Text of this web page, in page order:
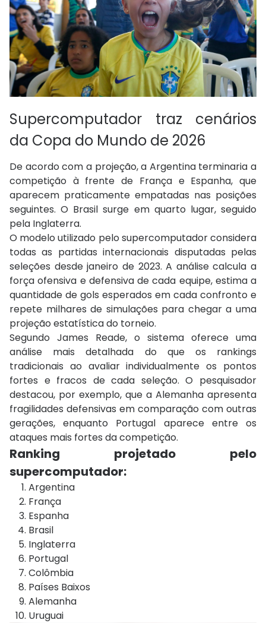
Supercomputador traz cenários
da Copa do Mundo de 2026
De acordo com a projeção, a Argentina terminaria a
competição à frente de Françae Espanha, que
aparecem praticamente empatadas nas posições
seguintes. O Brasil surge em quarto lugar, seguido
pela Inglaterra.
O modelo utilizado pelo supercomputador considera
todas as partidas internacionais disputadas pelas
seleções desde janeiro de 2023. A análise calcula a
força ofensiva e defensiva de cada equipe, estima a
quantidade de gols esperados em cada confronto e
repete milhares de simulações para chegar a uma
projeção estatística do torneio.
Segundo James Reade, o sistema oferece uma
análise mais detalhada do que os rankings
tradicionais ao avaliar individualmente os pontos
fortes e fracos de cada seleção. O pesquisador
destacou, por exemplo, que a Alemanha apresenta
fragilidades defensivas em comparação com outras
gerações, enquanto Portugal aparece entre os
ataques mais fortes da competição.
Ranking projetado pelo
supercomputador:
Argentina
França
Espanha
Brasil
Inglaterra
Portugal
Colômbia
Países Baixos
Alemanha
Uruguai